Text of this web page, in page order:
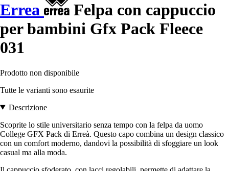
Errea
Felpa con cappuccio
per bambini Gfx Pack Fleece
031
Prodotto non disponibile
Tutte le varianti sono esaurite
Descrizione
Scoprite lo stile universitario senza tempo con la felpa da uomo
College GFX Pack di Erreà. Questo capo combina un design classico
con un comfort moderno, dandovi la possibilità di sfoggiare un look
casual ma alla moda.